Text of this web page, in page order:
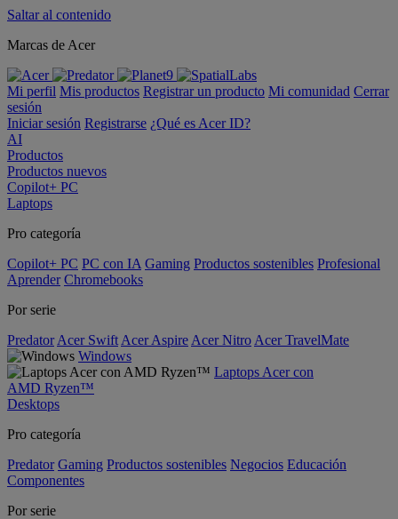
Saltar al contenido
Marcas de Acer
Mi perfil Mis productos Registrar un producto Mi comunidad Cerrar
sesión
Iniciar sesión Registrarse ¿Qué es Acer ID?
AI
Productos
Productos nuevos
Copilot+ PC
Laptops
Pro categoría
Copilot+ PC PC con IA Gaming Productos sostenibles Profesional
Aprender Chromebooks
Por serie
Predator Acer Swift Acer Aspire Acer Nitro Acer TravelMate
Windows
Laptops Acer con
AMD Ryzen™
Desktops
Pro categoría
Predator Gaming Productos sostenibles Negocios Educación
Componentes
Por serie